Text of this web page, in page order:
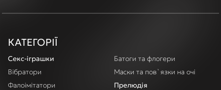
КАТЕГОРІЇ
Секс-іграшки
Вібратори
Фалоімітатори
Батоги та флогери
Маски та пов`язки на очі
Прелюдія